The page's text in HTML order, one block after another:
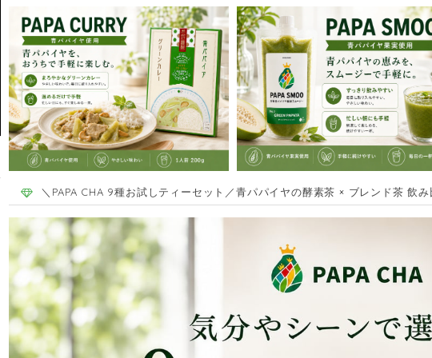
＼PAPA CHA 9種お試しティーセット／青パパイヤの酵素茶 × ブレンド茶 飲